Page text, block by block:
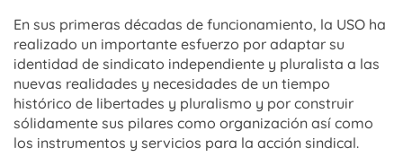
En sus primeras décadas de funcionamiento, la USO ha
realizado un importante esfuerzo por adaptar su
identidad de sindicato independiente y pluralista a las
nuevas realidades y necesidades de un tiempo
histórico de libertades y pluralismo y por construir
sólidamente sus pilares como organización así como
los instrumentos y servicios para la acción sindical.